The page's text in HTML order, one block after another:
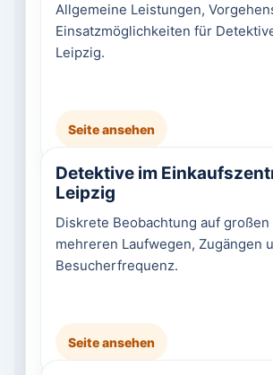
Allgemeine Leistungen,
Einsatzmöglichkeiten für
Leipzig.
Seite ansehen
Detektive im
Leipzig
Diskrete Beobachtung auf
mehreren Laufwegen, Zugängen
Besucherfrequenz.
Seite ansehen